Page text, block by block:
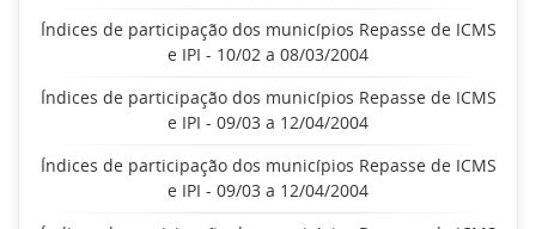
Índices de participação dos municípios Repasse de ICMS
e IPI - 10/02 a 08/03/2004
Índices de participação dos municípios Repasse de ICMS
e IPI - 09/03 a 12/04/2004
Índices de participação dos municípios Repasse de ICMS
e IPI - 09/03 a 12/04/2004